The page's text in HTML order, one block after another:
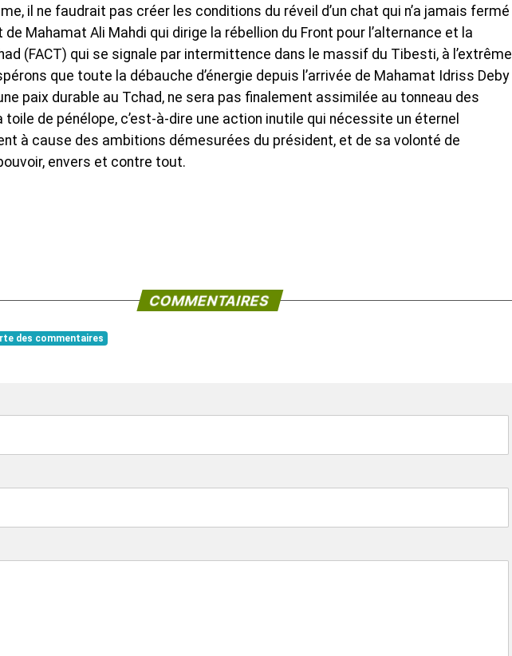
il ne faudrait pas créer les conditions du réveil d’un chat qui n’a jamais fermé
de Mahamat Ali Mahdi qui dirige la rébellion du Front pour l’alternance et la
(FACT) qui se signale par intermittence dans le massif du Tibesti, à l’extrême
que toute la débauche d’énergie depuis l’arrivée de Mahamat Idriss Deby
paix durable au Tchad, ne sera pas finalement assimilée au tonneau des
toile de pénélope, c’est-à-dire une action inutile qui nécessite un éternel
à cause des ambitions démesurées du président, et de sa volonté de
envers et contre tout.
COMMENTAIRES
des commentaires